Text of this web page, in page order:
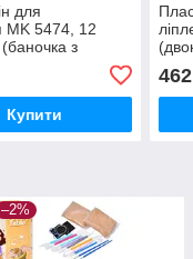
для
MK 5474, 12
(баночка з
інструменти,
Купити
462
–2%